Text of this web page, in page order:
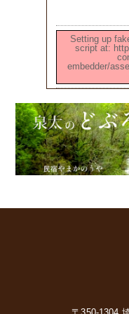
Setting up
script at:
embedder/